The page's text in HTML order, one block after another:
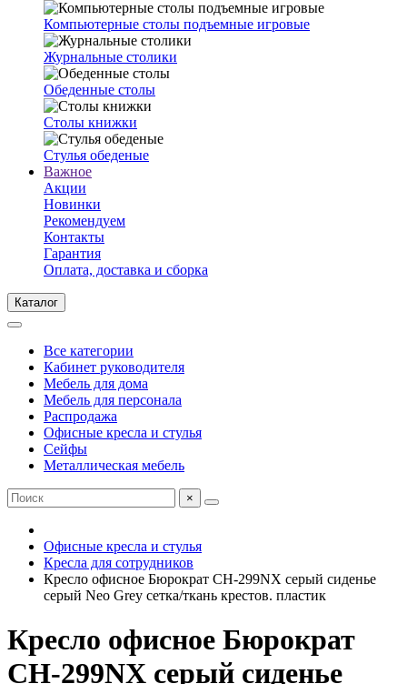
Компьютерные столы подъемные игровые
Журнальные столики
Обеденные столы
Столы книжки
Стулья обеденые
Важное
Акции
Новинки
Рекомендуем
Контакты
Гарантия
Оплата, доставка и сборка
Каталог
Все категории
Кабинет руководителя
Мебель для дома
Мебель для персонала
Распродажа
Офисные кресла и стулья
Сейфы
Металлическая мебель
×
Офисные кресла и стулья
Кресла для сотрудников
Кресло офисное Бюрократ CH-299NX серый сиденье
серый Neo Grey сетка/ткань крестов. пластик
Кресло офисное Бюрократ
CH-299NX серый сиденье